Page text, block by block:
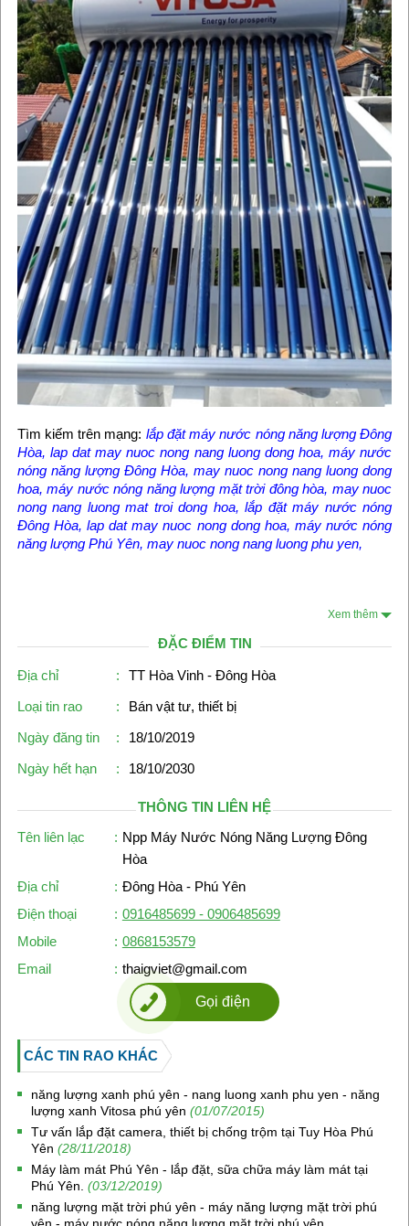
Tìm kiếm trên mạng: lắp đặt máy nước nóng năng lượng Đông
Hòa, lap dat may nuoc nong nang luong dong hoa, máy nước
nóng năng lượng Đông Hòa, may nuoc nong nang luong dong
hoa, máy nước nóng năng lượng mặt trời đông hòa, may nuoc
nong nang luong mat troi dong hoa, lắp đặt máy nước nóng
Đông Hòa, lap dat may nuoc nong dong hoa, máy nước nóng
năng lượng Phú Yên, may nuoc nong nang luong phu yen,
Xem thêm
ĐẶC ĐIỂM TIN
Địa chỉ :
TT Hòa Vinh - Đông Hòa
Loại tin rao
:
Bán vật tư, thiết bị
Ngày đăng tin
:
18/10/2019
Ngày hết hạn
: 18/10/2030
THÔNG TIN LIÊN HỆ
Tên liên lạc
: Npp Máy Nước Nóng Năng Lượng Đông
Hòa
Địa chỉ
: Đông Hòa - Phú Yên
Điện thoại
: 0916485699 - 0906485699
Mobile
: 0868153579
Email
: thaigviet@gmail.com
Gọi điện
CÁC TIN RAO KHÁC
năng lượng xanh phú yên - nang luong xanh phu yen - năng
lượng xanh Vitosa phú yên (01/07/2015)
Tư vấn lắp đặt camera, thiết bị chống trộm tại Tuy Hòa Phú
Yên (28/11/2018)
Máy làm mát Phú Yên - lắp đặt, sữa chữa máy làm mát tại
Phú Yên. (03/12/2019)
năng lượng mặt trời phú yên - máy năng lượng mặt trời phú